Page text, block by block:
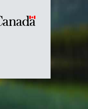
Symbole
du